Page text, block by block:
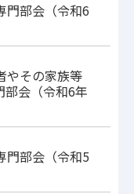
部会（令和6
その家族等
部会（令和6年
部会（令和5